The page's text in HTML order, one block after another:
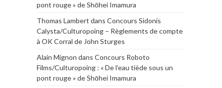
pont rouge » de Shōhei Imamura
Thomas Lambert dans Concours Sidonis
Calysta/Culturopoing – Règlements de compte
à OK Corral de John Sturges
Alain Mignon dans Concours Roboto
Films/Culturopoing : « De l’eau tiède sous un
pont rouge » de Shōhei Imamura